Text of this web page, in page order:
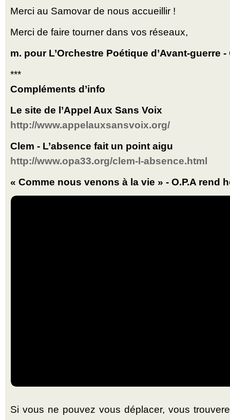
Merci au Samovar de nous accueillir !
Merci de faire tourner dans vos réseaux,
m. pour L’Orchestre Poétique d’Avant-guerre -
***
Compléments d’info
Le site de l’Appel Aux Sans Voix
http://www.appelauxsansvoix.org/
Clem - L’absence fait un point aigu
http://www.opa33.org/clem-l-absence.html
« Comme nous venons à la vie » - O.P.A rend
Si vous ne pouvez vous déplacer, vous